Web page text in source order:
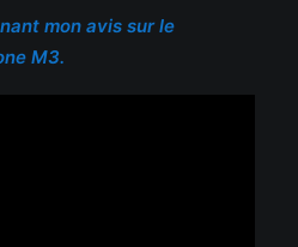
mon avis sur le
M3.